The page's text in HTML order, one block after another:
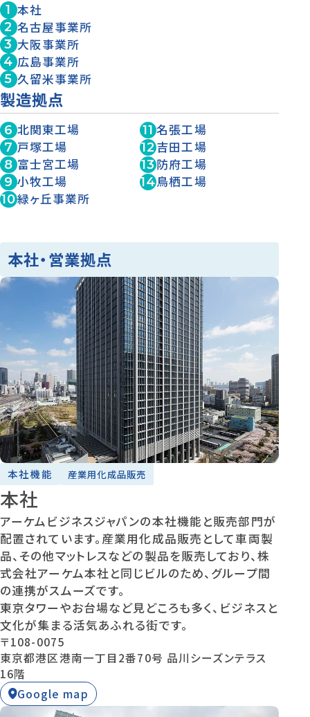
本社
名古屋事業所
大阪事業所
広島事業所
久留米事業所
製造拠点
北関東工場
戸塚工場
富士宮工場
小牧工場
緑ヶ丘事業所
名張工場
吉田工場
防府工場
鳥栖工場
本社・営業拠点
本社機能 産業用化成品販売
本社
アーケムビジネスジャパンの本社機能と販売部門が
配置されています。産業用化成品販売として車両製
品、その他マットレスなどの製品を販売しており、株
式会社アーケム本社と同じビルのため、グループ間
の連携がスムーズです。
東京タワーやお台場など見どころも多く、ビジネスと
文化が集まる活気あふれる街です。
〒108-0075
東京都港区港南一丁目2番70号 品川シーズンテラス
16階
Google map